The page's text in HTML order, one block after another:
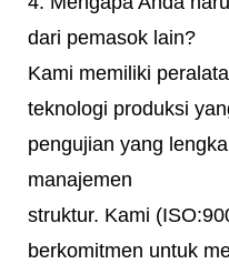
dari pemasok lain?
Kami memiliki
teknologi produksi
pengujian yang
manajemen
struktur. Kami
berkomitmen untuk